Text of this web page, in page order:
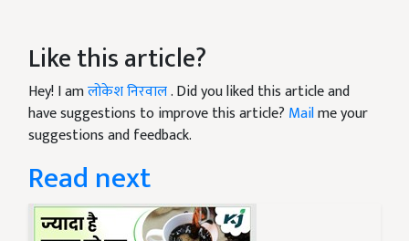
Like this article?
Hey! I amलोकेश निरवाल. Did you liked this article and
have suggestions to improve this article? Mailme your
suggestions and feedback.
Read next